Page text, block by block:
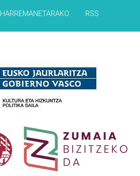
HARREMANETARAKO RSS